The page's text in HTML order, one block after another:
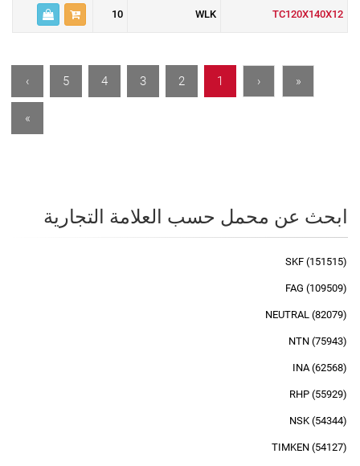
TC120X140X12
WLK
10
«
‹
1
2
3
4
5
›
»
ابحث عن محمل حسب العلامة التجارية
SKF (151515)
FAG (109509)
NEUTRAL (82079)
NTN (75943)
INA (62568)
RHP (55929)
NSK (54344)
TIMKEN (54127)